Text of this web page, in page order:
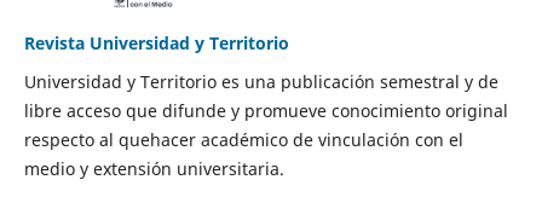
Revista Universidad y Territorio
Universidad y Territorio es una publicación semestral y de
libre acceso que difunde y promueve conocimiento original
respecto al quehacer académico de vinculación con el
medio y extensión universitaria.